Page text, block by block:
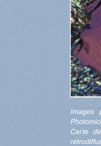
Images
Carte